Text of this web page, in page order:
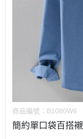
商品編號： B1080W6
簡約單口袋百搭